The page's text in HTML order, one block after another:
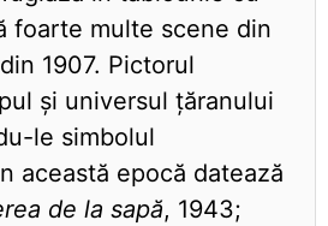
foarte multe scene din
1907. Pictorul
și universul țăranului
le simbolul
această epocă datează
de la sapă, 1943;